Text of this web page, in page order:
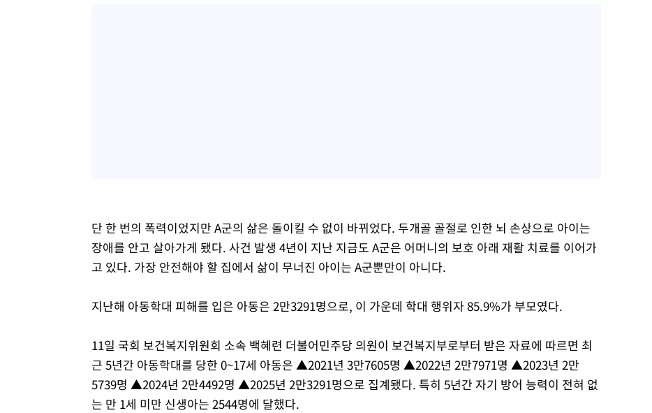
단 한 번의 폭력이었지만 A군의 삶은 돌이킬 수 없이 바뀌었다. 두개골 골절로 인한 뇌 손상으로 아이는
장애를 안고 살아가게 됐다. 사건 발생 4년이 지난 지금도 A군은 어머니의 보호 아래 재활 치료를 이어가
고 있다. 가장 안전해야 할 집에서 삶이 무너진 아이는 A군뿐만이 아니다.
지난해 아동학대 피해를 입은 아동은 2만3291명으로, 이 가운데 학대 행위자 85.9%가 부모였다.
11일 국회 보건복지위원회 소속 백혜련 더불어민주당 의원이 보건복지부로부터 받은 자료에 따르면 최
근 5년간 아동학대를 당한 0~17세 아동은 ▲2021년 3만7605명 ▲2022년 2만7971명 ▲2023년 2만
5739명 ▲2024년 2만4492명 ▲2025년 2만3291명으로 집계됐다. 특히 5년간 자기 방어 능력이 전혀 없
는 만 1세 미만 신생아는 2544명에 달했다.